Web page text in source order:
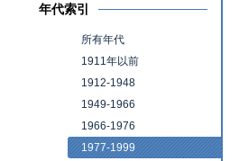
年代索引
所有年代
1911年以前
1912-1948
1949-1966
1966-1976
1977-1999